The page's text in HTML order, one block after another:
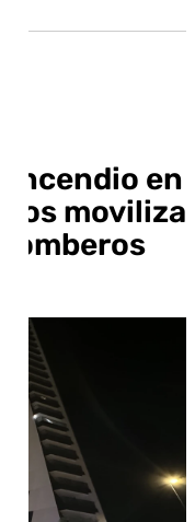
incendio en
moviliza